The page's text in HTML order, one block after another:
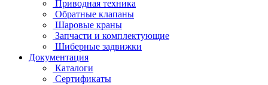
Приводная техника
Обратные клапаны
Шаровые краны
Запчасти и комплектующие
Шиберные задвижки
Документация
Каталоги
Сертификаты